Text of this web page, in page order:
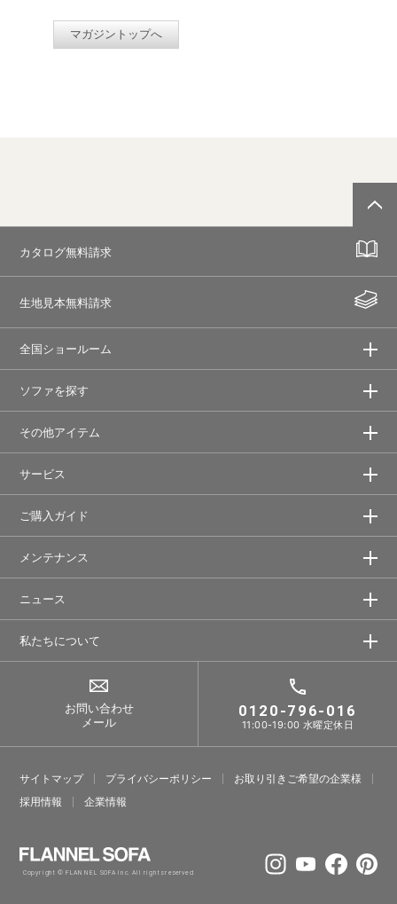
マガジントップへ
カタログ無料請求
生地見本無料請求
全国ショールーム
ソファを探す
その他アイテム
サービス
ご購入ガイド
メンテナンス
ニュース
私たちについて
お問い合わせ
メール
0120-796-016
11:00-19:00 水曜定休日
サイトマップ プライバシーポリシー
お取り引きご希望の企業様
採⽤情報
企業情報
Copyright © FLANNEL SOFA Inc. All rights reserved